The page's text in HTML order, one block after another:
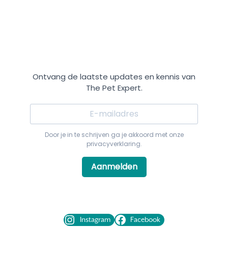
Ontvang de laatste updates en kennis van
The Pet Expert.
Door je in te schrijven ga je akkoord met onze
privacyverklaring.
Aanmelden
Instagram Facebook